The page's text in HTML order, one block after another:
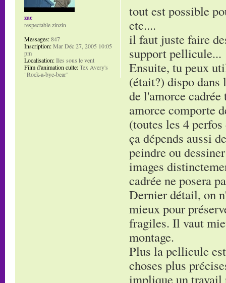
tout est possible
etc....
il faut juste faire
support pellicule...
Ensuite, tu peux
(était?) dispo
de l'amorce
amorce comporte
(toutes les 4
ça dépends aussi
peindre ou
images
cadrée ne posera
Dernier détail, on
mieux pour
fragiles. Il vaut
montage.
Plus la pellicule
choses plus
implique un
zac
respectable zinzin
Messages:847
Inscription:Mar Déc 27, 2005 10:05
pm
Localisation:Iles sous le vent
Film d'animation culte:Tex Avery's
"Rock-a-bye-bear"